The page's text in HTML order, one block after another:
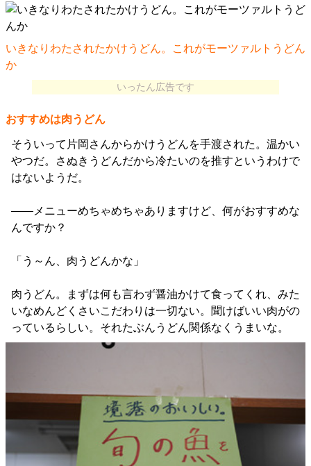
いきなりわたされたかけうどん。これがモーツァルトうどん
か
いったん広告です
おすすめは肉うどん
そういって片岡さんからかけうどんを手渡された。温かい
やつだ。さぬきうどんだから冷たいのを推すというわけで
はないようだ。
――メニューめちゃめちゃありますけど、何がおすすめな
んですか？
「う～ん、肉うどんかな」
肉うどん。まずは何も言わず醤油かけて食ってくれ、みた
いなめんどくさいこだわりは一切ない。聞けばいい肉がの
っているらしい。それたぶんうどん関係なくうまいな。